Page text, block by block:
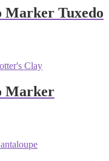
Marker Tuxedo
Marker